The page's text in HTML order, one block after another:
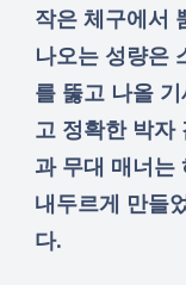
작은 체구에서
나오는 성량은
를 뚫고 나올 기
고 정확한 박자
과 무대 매너는
내두르게 만들
다.